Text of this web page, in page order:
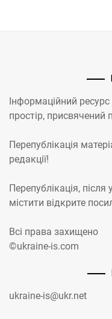
Інформаційний
простір,
Перепублікація
редакції!
Перепублікація,
містити відкрите
Всі права захищено
©ukraine-is.com
ukraine-is@ukr.net